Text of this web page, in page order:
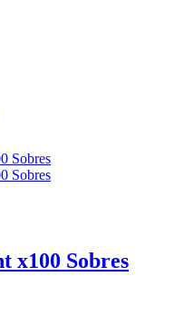
x100 Sobres